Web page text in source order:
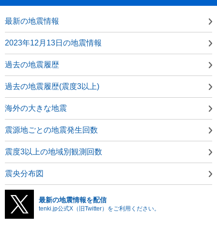
最新の地震情報
2023年12月13日の地震情報
過去の地震履歴
過去の地震履歴(震度3以上)
海外の大きな地震
震源地ごとの地震発生回数
震度3以上の地域別観測回数
震央分布図
最新の地震情報を配信
tenki.jp公式X（旧Twitter）をご利用ください。